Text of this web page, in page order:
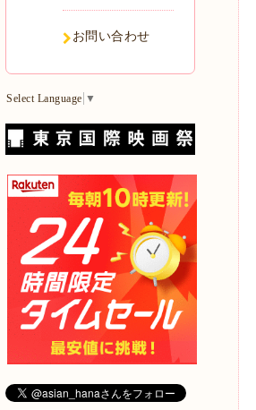
お問い合わせ
Select Language ▼